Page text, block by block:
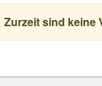
Zurzeit sind keine